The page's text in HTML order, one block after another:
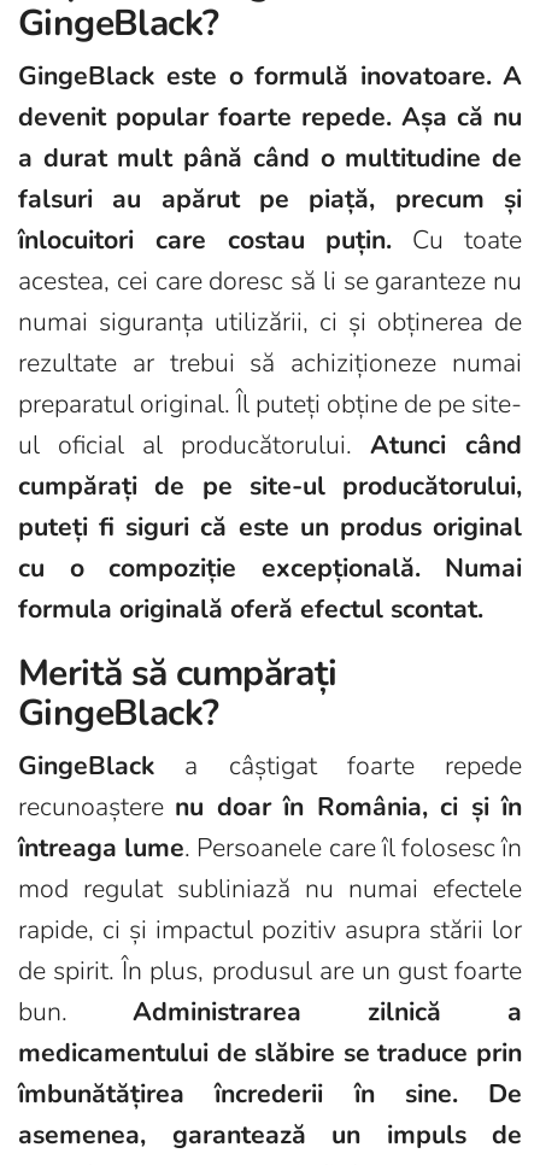
GingeBlack?
GingeBlack este o formulă inovatoare. A
devenit popular foarte repede. Așa că nu
a durat mult până când o multitudine de
falsuri au apărut pe piață, precum și
înlocuitori care costau puțin. Cu toate
acestea, cei care doresc să li se garanteze nu
numai siguranța utilizării, ci și obținerea de
rezultate ar trebui să achiziționeze numai
preparatul original. Îl puteți obține de pe site-
ul oficial al producătorului. Atunci când
cumpărați de pe site-ul producătorului,
puteți fi siguri că este un produs original
cu o compoziție excepțională. Numai
formula originală oferă efectul scontat.
Merită să cumpărați
GingeBlack?
GingeBlack a câștigat foarte repede
recunoaștere nu doar în România, ci și în
întreaga lume. Persoanele care îl folosesc în
mod regulat subliniază nu numai efectele
rapide, ci și impactul pozitiv asupra stării lor
de spirit. În plus, produsul are un gust foarte
bun. Administrarea zilnică a
medicamentului de slăbire se traduce prin
îmbunătățirea încrederii în sine. De
asemenea, garantează un impuls de